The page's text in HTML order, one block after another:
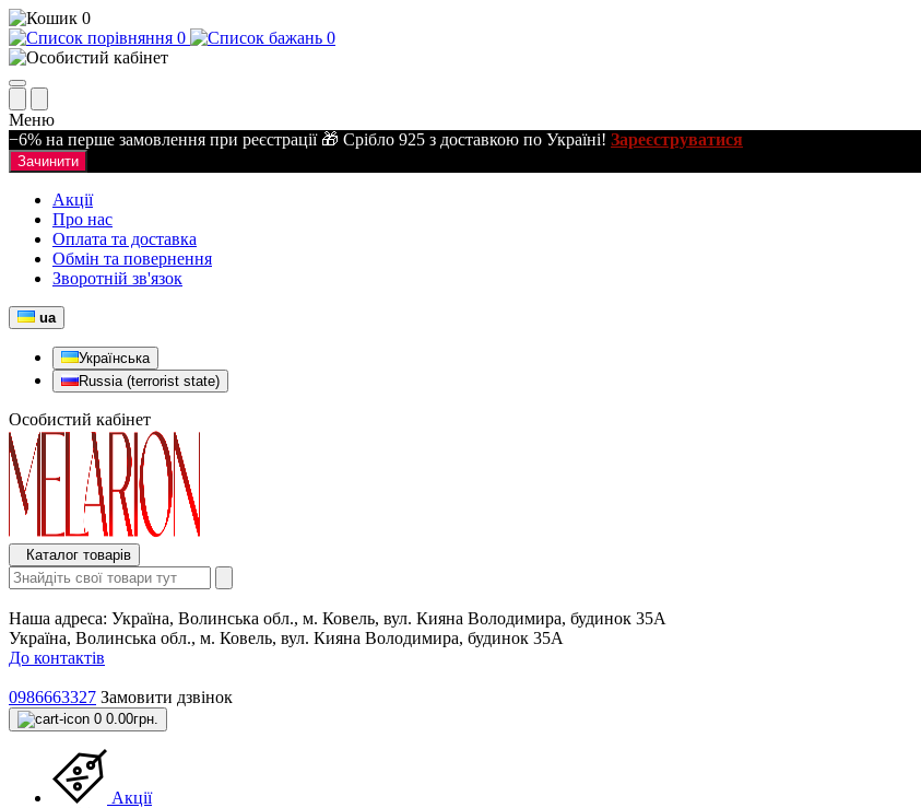
0
0
0
Меню
−6% на перше замовлення при реєстрації 🎁 Срібло 925 з доставкою по Україні! Зареєструватися
Зачинити
Акції
Про нас
Оплата та доставка
Обмін та повернення
Зворотній зв'язок
ua
Українська
Russia (terrorist state)
Особистий кабінет
Каталог товарів
Наша адреса: Україна, Волинська обл., м. Ковель, вул. Кияна Володимира, будинок 35А
Україна, Волинська обл., м. Ковель, вул. Кияна Володимира, будинок 35А
До контактів
0986663327 Замовити дзвінок
0 0.00грн.
Акції